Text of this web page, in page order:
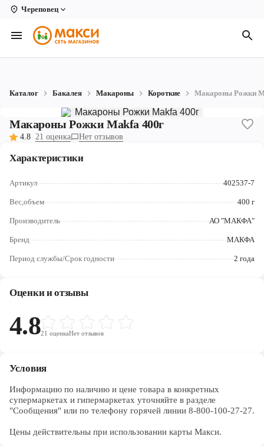
Череповец
Вологда
Архангельск
Кирово-Чепецк
Новодвинск
Рыбинск
Северодвинск
Ярославль
Каталог Бакалея Макароны Короткие Макароны Рожки
Макароны Рожки Makfa 400г
4.8 21 оценка Нет отзывов
Характеристики
Артикул 402537-7
Вес,объем 400 г
Производитель АО "МАКФА"
Бренд МАКФА
Период службы/Срок годности 2 года
Оценки и отзывы
4.821 оценкаНет отзывов
Условия
Информацию по наличию и цене товара в конкретных
супермаркетах и гипермаркетах уточняйте в разделе
"Сообщения" или по телефону горячей линии 8-800-100-27-27.
Цены действительны при использовании карты Макси.